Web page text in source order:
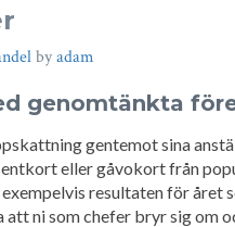
byadam
genomtänkta
gentemot sina
eller gåvokort från
resultaten för året
ni som chefer bryr sig om